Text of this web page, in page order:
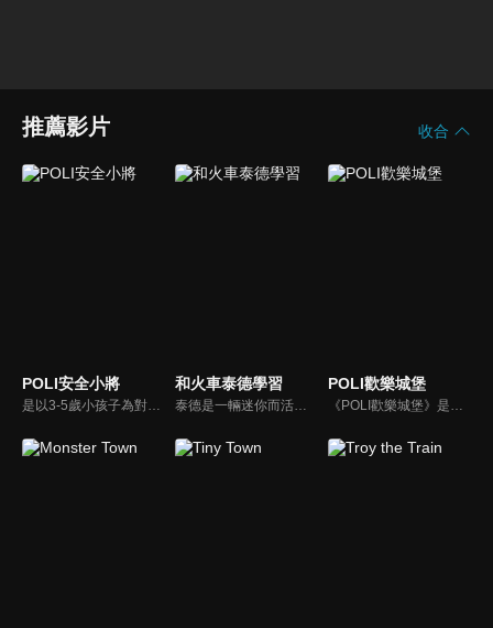
推薦影片 收合
POLI安全小將 和火車泰德學習
泰德是一輛迷你而活潑的火車。 它總是在嘗試新的冒險，並盡可能通過他玩的遊戲學到東西。 在他的冒險中，泰德學習了形狀、顏色和數位。 小朋友們快來和泰德一起快樂地學習吧！
POLI歡樂城堡